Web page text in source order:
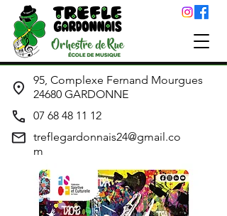
95, Complexe Fernand Mourgues
24680 GARDONNE
07 68 48 11 12
treflegardonnais24@gmail.co
m